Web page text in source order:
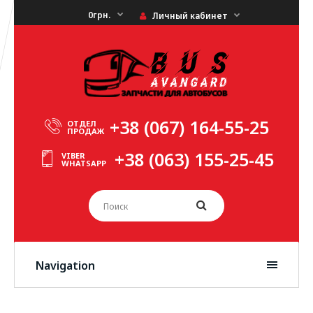
0грн. Личный кабинет
ОТДЕЛ
ПРОДАЖ +38 (067) 164-55-25
VIBER
WHATSAPP +38 (063) 155-25-45
Navigation